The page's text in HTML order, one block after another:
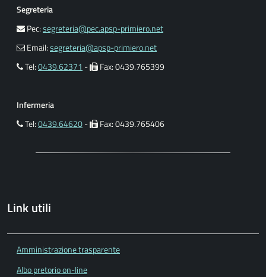
Segreteria
Pec:segreteria@pec.apsp-primiero.net
Email:segreteria@apsp-primiero.net
Tel:0439.62371 - Fax: 0439.765399
Infermeria
Tel:0439.64620- Fax: 0439.765406
Link utili
Amministrazione trasparente
Albo pretorio on-line